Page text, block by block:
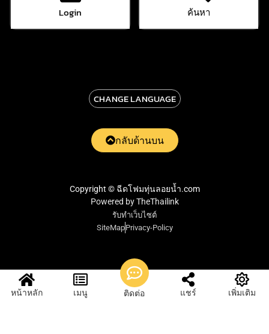
Login ค้นหา
Copyright © ฉีดโฟมทุ่นลอยน้ำ.com
Powered by TheThailink
รับทำเว็บไซต์
SiteMapPrivacy-Policy
CHANGE LANGUAGE
กลับด้านบน
หน้าหลัก เมนู ติดต่อ แชร์ เพิ่มเติม